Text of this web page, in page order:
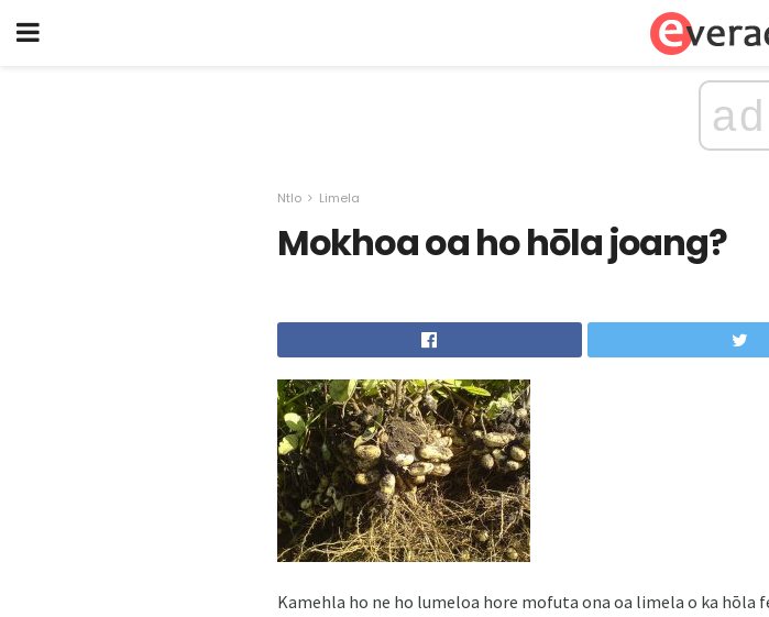
ad
Ntlo Limela
Mokhoa oa ho hōla joang?
Kamehla ho ne ho lumeloa hore mofuta ona oa limela o ka hōla